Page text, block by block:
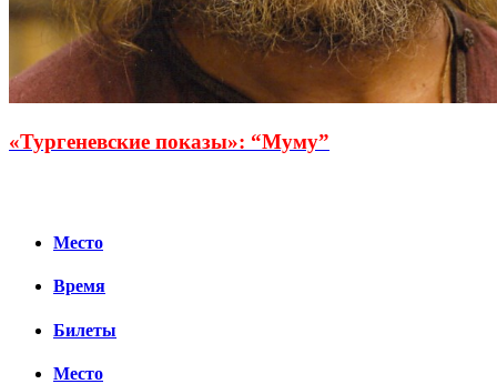
«Тургеневские показы»: “Муму”
Место
Время
Билеты
Место